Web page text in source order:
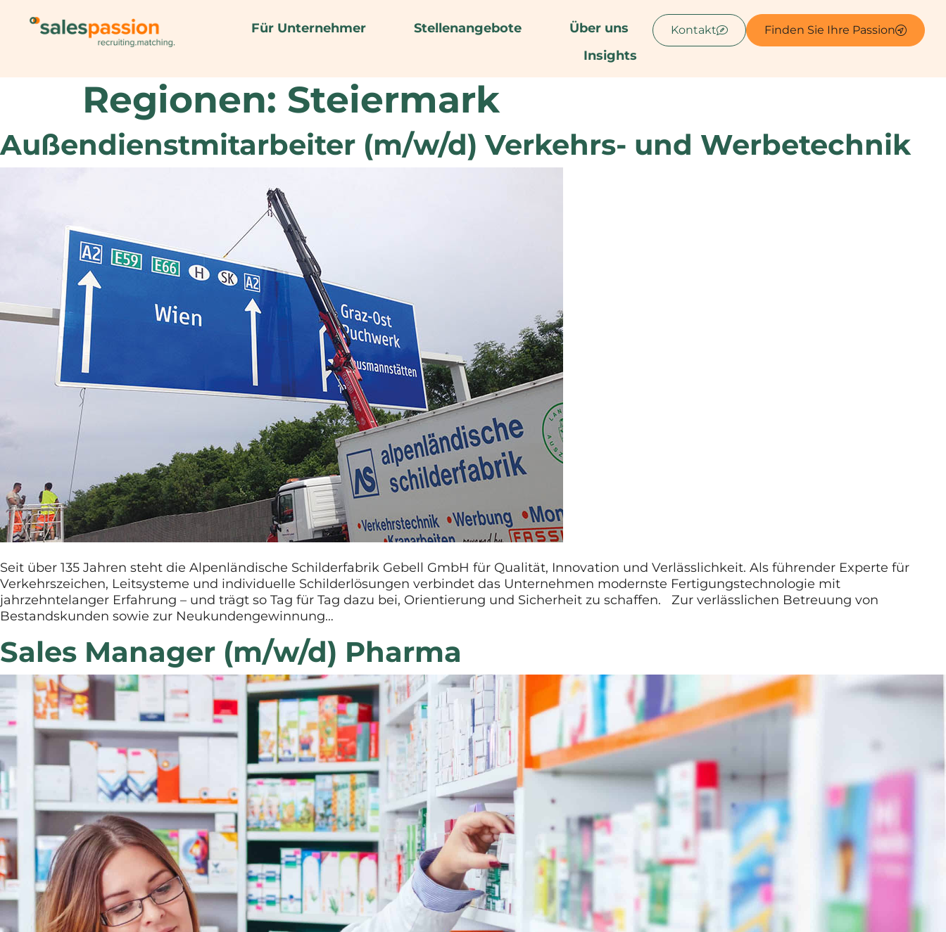
Kontakt Finden Sie Ihre Passion
Für Unternehmer Stellenangebote
Über uns
Insights
Regionen: Steiermark
Außendienstmitarbeiter (m/w/d) Verkehrs- und Werbetechnik
Seit über 135 Jahren steht die Alpenländische Schilderfabrik Gebell GmbH für Qualität, Innovation und Verlässlichkeit. Als führender Experte für
Verkehrszeichen, Leitsysteme und individuelle Schilderlösungen verbindet das Unternehmen modernste Fertigungstechnologie mit
jahrzehntelanger Erfahrung – und trägt so Tag für Tag dazu bei, Orientierung und Sicherheit zu schaffen. Zur verlässlichen Betreuung von
Bestandskunden sowie zur Neukundengewinnung…
Sales Manager (m/w/d) Pharma